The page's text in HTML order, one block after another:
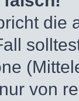
die
von